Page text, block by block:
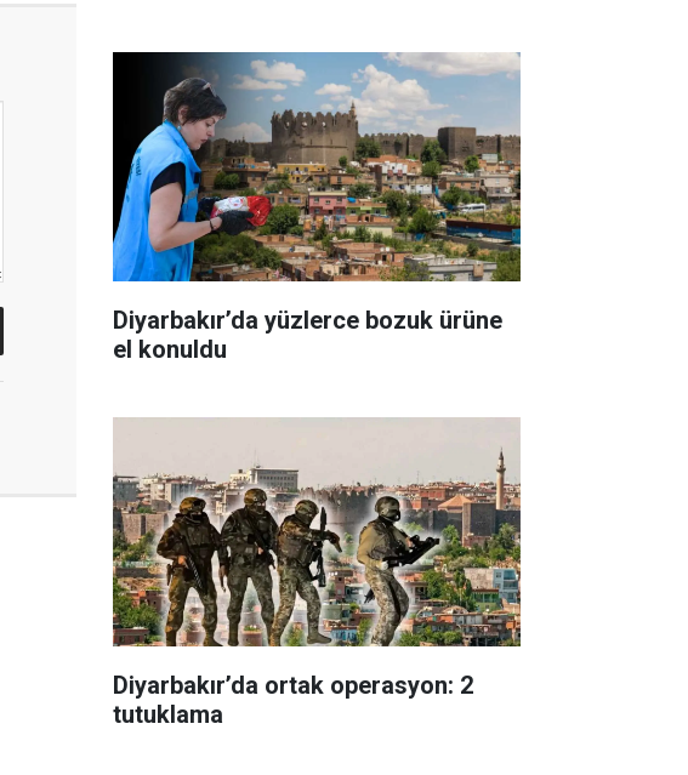
Diyarbakır’da yüzlerce bozuk ürüne
el konuldu
Diyarbakır’da ortak operasyon: 2
tutuklama